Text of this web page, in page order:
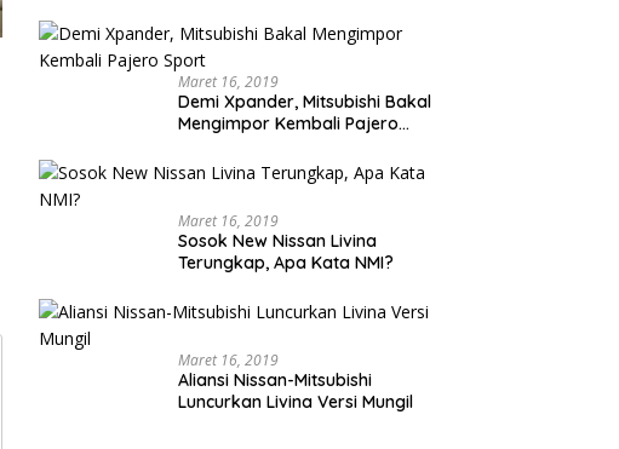
Maret 16, 2019
Demi Xpander, Mitsubishi Bakal
Mengimpor Kembali Pajero
Maret 16, 2019
Sosok New Nissan Livina
Terungkap, Apa Kata NMI?
Maret 16, 2019
Aliansi Nissan-Mitsubishi
Luncurkan Livina Versi Mungil